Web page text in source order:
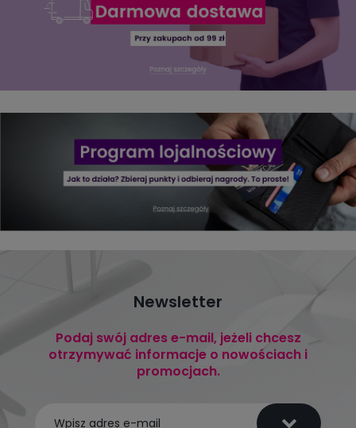
Newsletter
Podaj swój adres e-mail, jeżeli chcesz
otrzymywać informacje o nowościach i
promocjach.